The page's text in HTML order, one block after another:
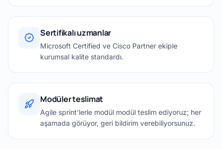
Sertifikalı uzmanlar
Microsoft Certified ve Cisco Partner ekiple
kurumsal kalite standardı.
Modüler teslimat
Agile sprint'lerle modül modül teslim ediyoruz; her
aşamada görüyor, geri bildirim verebiliyorsunuz.